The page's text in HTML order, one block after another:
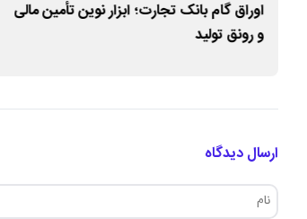
اوراق گام بانک تجارت؛ ابزار نوین تأمین مالی
و رونق تولید
ارسال دیدگاه